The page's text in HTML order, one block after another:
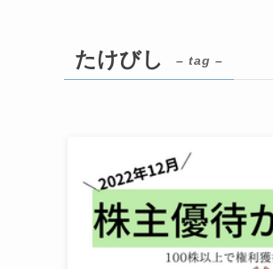
たけびし – tag –